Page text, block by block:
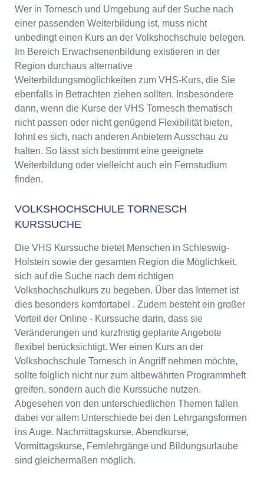
Wer in Tornesch und Umgebung auf der Suche nach
einer passenden Weiterbildung ist, muss nicht
unbedingt einen Kurs an der Volkshochschule belegen.
Im Bereich Erwachsenenbildung existieren in der
Region durchaus alternative
Weiterbildungsmöglichkeiten zum VHS-Kurs, die Sie
ebenfalls in Betrachten ziehen sollten. Insbesondere
dann, wenn die Kurse der VHS Tornesch thematisch
nicht passen oder nicht genügend Flexibilität bieten,
lohnt es sich, nach anderen Anbietern Ausschau zu
halten. So lässt sich bestimmt eine geeignete
Weiterbildung oder vielleicht auch ein Fernstudium
finden.
VOLKSHOCHSCHULE TORNESCH
KURSSUCHE
Die VHS Kurssuche bietet Menschen in Schleswig-
Holstein sowie der gesamten Region die Möglichkeit,
sich auf die Suche nach dem richtigen
Volkshochschulkurs zu begeben. Über das Internet ist
dies besonders komfortabel . Zudem besteht ein großer
Vorteil der Online - Kurssuche darin, dass sie
Veränderungen und kurzfristig geplante Angebote
flexibel berücksichtigt. Wer einen Kurs an der
Volkshochschule Tornesch in Angriff nehmen möchte,
sollte folglich nicht nur zum altbewährten Programmheft
greifen, sondern auch die Kurssuche nutzen.
Abgesehen von den unterschiedlichen Themen fallen
dabei vor allem Unterschiede bei den Lehrgangsformen
ins Auge. Nachmittagskurse, Abendkurse,
Vormittagskurse, Fernlehrgänge und Bildungsurlaube
sind gleichermaßen möglich.